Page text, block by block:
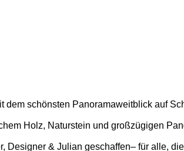
dem schönsten Panoramaweitblick auf
Holz, Naturstein und großzügigen
& Julian geschaffen– für alle,